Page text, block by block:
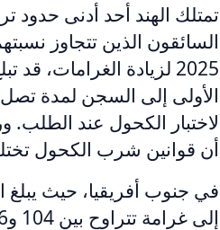
تمتلك الهند أحد أدنى حدود
لاختبار الكحول عند الطلب.
أن قوانين شرب الكحول